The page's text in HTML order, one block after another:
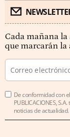
Cada mañana la
que marcarán la
De conformidad con el
PUBLICACIONES,
noticias de actualidad.